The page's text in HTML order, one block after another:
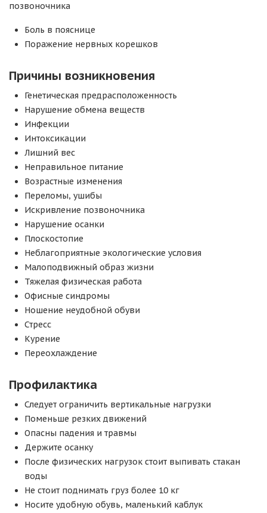
позвоночника
Боль в пояснице
Поражение нервных корешков
Причины возникновения
Генетическая предрасположенность
Нарушение обмена веществ
Инфекции
Интоксикации
Лишний вес
Неправильное питание
Возрастные изменения
Переломы, ушибы
Искривление позвоночника
Нарушение осанки
Плоскостопие
Неблагоприятные экологические условия
Малоподвижный образ жизни
Тяжелая физическая работа
Офисные синдромы
Ношение неудобной обуви
Стресс
Курение
Переохлаждение
Профилактика
Следует ограничить вертикальные нагрузки
Поменьше резких движений
Опасны падения и травмы
Держите осанку
После физических нагрузок стоит выпивать стакан
воды
Не стоит поднимать груз более 10 кг
Носите удобную обувь, маленький каблук